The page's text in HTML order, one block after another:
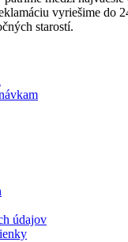
vyriešime do
starostí.
údajov